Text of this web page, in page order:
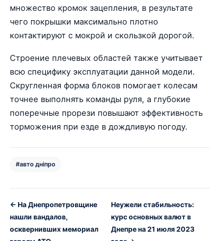
множество кромок зацепления, в результате
чего покрышки максимально плотно
контактируют с мокрой и скользкой дорогой.
Строение плечевых областей также учитывает
всю специфику эксплуатации данной модели.
Скругленная форма блоков помогает колесам
точнее выполнять команды руля, а глубокие
поперечные прорези повышают эффективность
торможения при езде в дождливую погоду.
#авто дніпро
← На Днепропетровщине
нашли вандалов,
осквернивших мемориал
Неужели стабильность:
курс основных валют в
Днепре на 21 июля 2023